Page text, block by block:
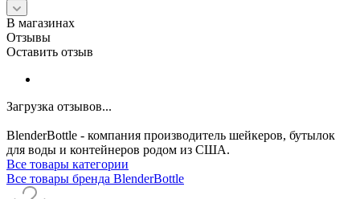
В магазинах
Отзывы
Оставить отзыв
Загрузка отзывов...
BlenderBottle - компания производитель шейкеров, бутылок
для воды и контейнеров родом из США.
Все товары категории
Все товары бренда BlenderBottle